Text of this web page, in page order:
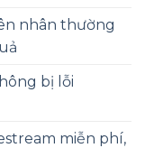
nhân thường
bị lỗi
miễn phí,